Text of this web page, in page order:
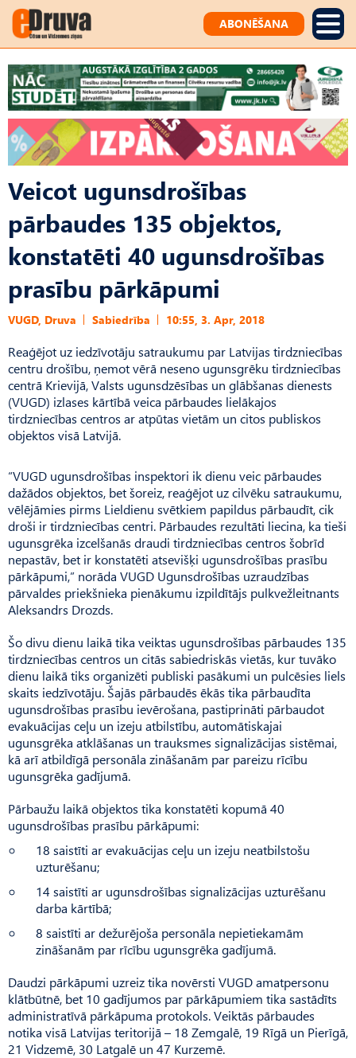
ABONĒŠANA
Veicot ugunsdrošības
pārbaudes 135 objektos,
konstatēti 40 ugunsdrošības
prasību pārkāpumi
VUGD, Druva Sabiedrība 10:55, 3. Apr, 2018
Reaģējot uz iedzīvotāju satraukumu par Latvijas tirdzniecības
centru drošību, ņemot vērā neseno ugunsgrēku tirdzniecības
centrā Krievijā, Valsts ugunsdzēsības un glābšanas dienests
(VUGD) izlases kārtībā veica pārbaudes lielākajos
tirdzniecības centros ar atpūtas vietām un citos publiskos
objektos visā Latvijā.
“VUGD ugunsdrošības inspektori ik dienu veic pārbaudes
dažādos objektos, bet šoreiz, reaģējot uz cilvēku satraukumu,
vēlējāmies pirms Lieldienu svētkiem papildus pārbaudīt, cik
droši ir tirdzniecības centri. Pārbaudes rezultāti liecina, ka tieši
ugunsgrēka izcelšanās draudi tirdzniecības centros šobrīd
nepastāv, bet ir konstatēti atsevišķi ugunsdrošības prasību
pārkāpumi,” norāda VUGD Ugunsdrošības uzraudzības
pārvaldes priekšnieka pienākumu izpildītājs pulkvežleitnants
Aleksandrs Drozds.
Šo divu dienu laikā tika veiktas ugunsdrošības pārbaudes 135
tirdzniecības centros un citās sabiedriskās vietās, kur tuvāko
dienu laikā tiks organizēti publiski pasākumi un pulcēsies liels
skaits iedzīvotāju. Šajās pārbaudēs ēkās tika pārbaudīta
ugunsdrošības prasību ievērošana, pastiprināti pārbaudot
evakuācijas ceļu un izeju atbilstību, automātiskajai
ugunsgrēka atklāšanas un trauksmes signalizācijas sistēmai,
kā arī atbildīgā personāla zināšanām par pareizu rīcību
ugunsgrēka gadījumā.
Pārbaužu laikā objektos tika konstatēti kopumā 40
ugunsdrošības prasību pārkāpumi:
18 saistīti ar evakuācijas ceļu un izeju neatbilstošu
uzturēšanu;
14 saistīti ar ugunsdrošības signalizācijas uzturēšanu
darba kārtībā;
8 saistīti ar dežurējoša personāla nepietiekamām
zināšanām par rīcību ugunsgrēka gadījumā.
Daudzi pārkāpumi uzreiz tika novērsti VUGD amatpersonu
klātbūtnē, bet 10 gadījumos par pārkāpumiem tika sastādīts
administratīvā pārkāpuma protokols. Veiktās pārbaudes
notika visā Latvijas teritorijā – 18 Zemgalē, 19 Rīgā un Pierīgā,
21 Vidzemē, 30 Latgalē un 47 Kurzemē.